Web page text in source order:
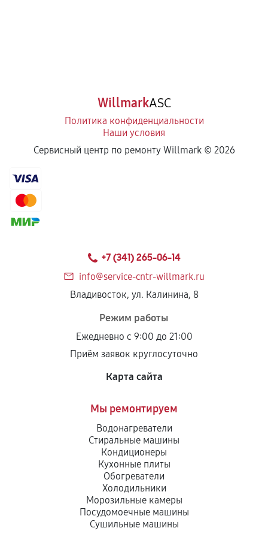
WillmarkASC
Политика конфиденциальности
Наши условия
Сервисный центр по ремонту Willmark © 2026
+7 (341) 265-06-14
info@service-cntr-willmark.ru
Владивосток, ул. Калинина, 8
Режим работы
Ежедневно с 9:00 до 21:00
Приём заявок круглосуточно
Карта сайта
Мы ремонтируем
Водонагреватели
Стиральные машины
Кондиционеры
Кухонные плиты
Обогреватели
Холодильники
Морозильные камеры
Посудомоечные машины
Сушильные машины